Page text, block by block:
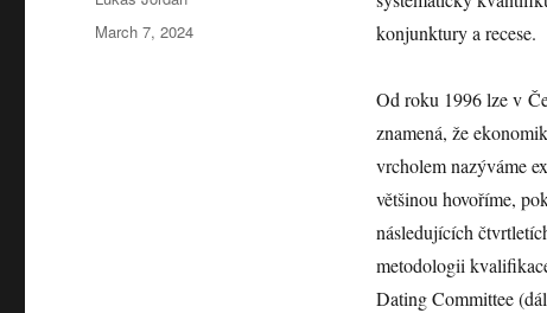
konjunktury a recese.
Od roku 1996 lze v
znamená, že
vrcholem nazýváme
většinou hovoříme,
následujících
metodologii
Dating Committee
Posted
March 7, 2024